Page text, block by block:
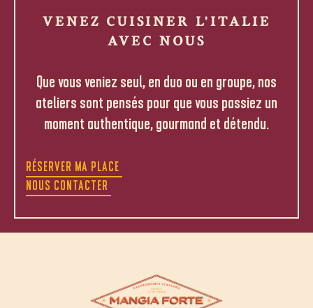
VENEZ CUISINER L'ITALIE
AVEC NOUS
Que vous veniez seul, en duo ou en groupe, nos
ateliers sont pensés pour que vous passiez un
moment authentique, gourmand et détendu.
RÉSERVER MA PLACE
NOUS CONTACTER